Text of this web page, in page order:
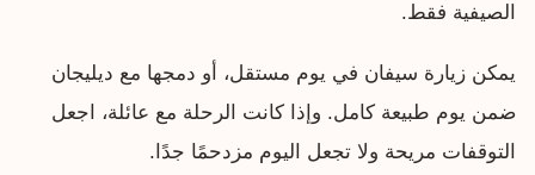
الصيفية فقط.
يمكن زيارة سيفان في يوم مستقل، أو دمجها مع ديليجان
ضمن يوم طبيعة كامل. وإذا كانت الرحلة مع عائلة، اجعل
التوقفات مريحة ولا تجعل اليوم مزدحمًا جدًا.